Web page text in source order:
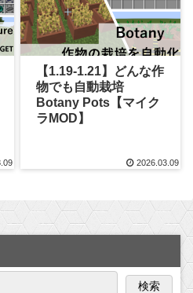
【1.19-1.21】どんな作
物でも自動栽培
Botany Pots【マイク
ラMOD】
2026.03.09
検索